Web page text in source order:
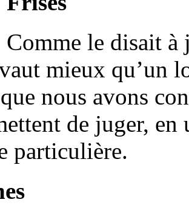
Comme le disait
mieux qu’un
nous avons
de juger,
particulière.